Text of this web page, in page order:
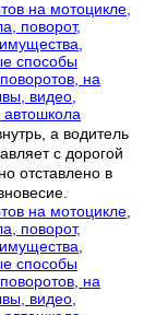
а водитель
с дорогой
отставлено в